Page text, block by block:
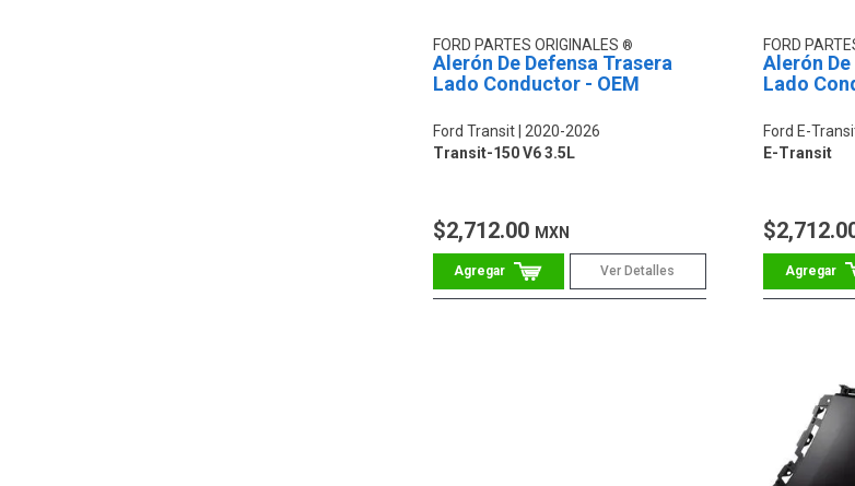
FORD PARTES ORIGINALES
Alerón De Defensa Trasera
Lado Conductor - OEM
Ford Transit
2020-2026
Transit-150 V6 3.5L
$2,712.00 MXN
Ver Detalles
FORD
Alerón
Lado
Ford E-
E-Transit